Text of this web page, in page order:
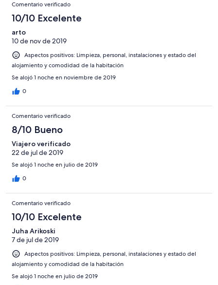
Comentario verificado
10/10 Excelente
arto
10 de nov de 2019
Aspectos positivos: Limpieza, personal, instalaciones y estado del
alojamiento y comodidad de la habitación
Se alojó 1 noche en noviembre de 2019
0
Comentario verificado
8/10 Bueno
Viajero verificado
22 de jul de 2019
Se alojó 1 noche en julio de 2019
0
Comentario verificado
10/10 Excelente
Juha Arikoski
7 de jul de 2019
Aspectos positivos: Limpieza, personal, instalaciones y estado del
alojamiento y comodidad de la habitación
Se alojó 1 noche en julio de 2019